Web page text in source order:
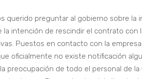
querido preguntar al gobierno sobre la
intención de rescindir el contrato con
Puestos en contacto con la
oficialmente no existe notificación
preocupación de todo el personal de la